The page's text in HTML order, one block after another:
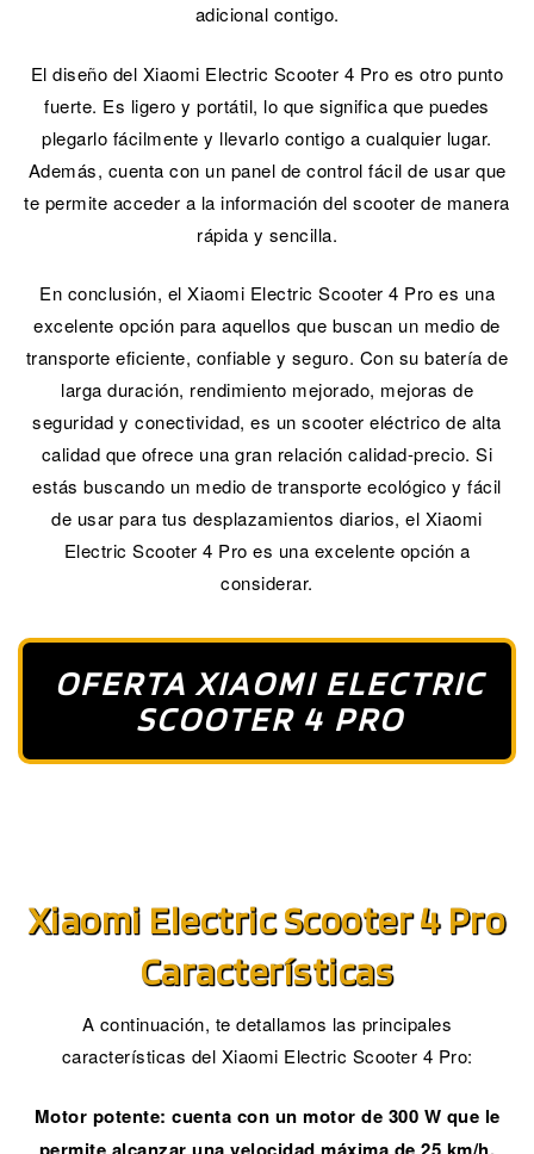
adicional contigo.
El diseño del Xiaomi Electric Scooter 4 Pro es otro punto
fuerte. Es ligero y portátil, lo que significa que puedes
plegarlo fácilmente y llevarlo contigo a cualquier lugar.
Además, cuenta con un panel de control fácil de usar que
te permite acceder a la información del scooter de manera
rápida y sencilla.
En conclusión, el Xiaomi Electric Scooter 4 Pro es una
excelente opción para aquellos que buscan un medio de
transporte eficiente, confiable y seguro. Con su batería de
larga duración, rendimiento mejorado, mejoras de
seguridad y conectividad, es un scooter eléctrico de alta
calidad que ofrece una gran relación calidad-precio. Si
estás buscando un medio de transporte ecológico y fácil
de usar para tus desplazamientos diarios, el Xiaomi
Electric Scooter 4 Pro es una excelente opción a
considerar.
OFERTA XIAOMI ELECTRIC
SCOOTER 4 PRO
Xiaomi Electric Scooter 4 Pro
Características
A continuación, te detallamos las principales
características del Xiaomi Electric Scooter 4 Pro:
Motor potente: cuenta con un motor de 300 W que le
permite alcanzar una velocidad máxima de 25 km/h.